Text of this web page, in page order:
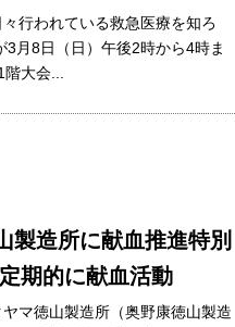
行われている救急医療を知ろ
月8日（日）午後2時から4時ま
大会...
製造所に献血推進特別
期的に献血活動
マ徳山製造所（奥野康徳山製造